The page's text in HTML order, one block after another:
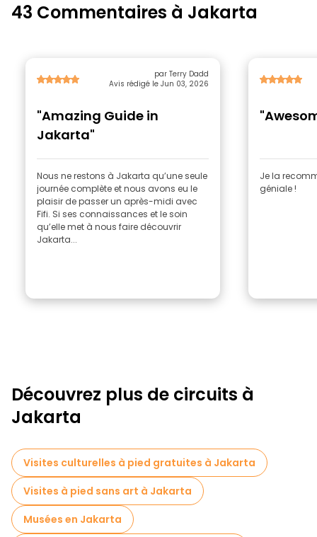
43 Commentaires à Jakarta
par Terry Dadd
Avis rédigé le Jun 03, 2026
"Amazing Guide in
Jakarta"
Nous ne restons à Jakarta qu’une seule
journée complète et nous avons eu le
plaisir de passer un après-midi avec
Fifi. Si ses connaissances et le soin
qu’elle met à nous faire découvrir
Jakarta...
Je la
géniale !
Découvrez plus de circuits à
Jakarta
Visites culturelles à pied gratuites à Jakarta
Visites à pied sans art à Jakarta
Musées en Jakarta